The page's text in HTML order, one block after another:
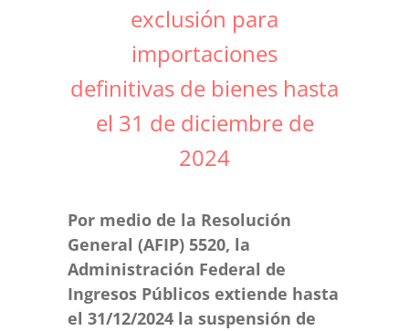
exclusión para
importaciones
definitivas de bienes hasta
el 31 de diciembre de
2024
Por medio de la Resolución
General (AFIP) 5520, la
Administración Federal de
Ingresos Públicos extiende hasta
el 31/12/2024 la suspensión de